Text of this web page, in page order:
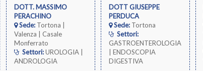
DOTT. MASSIMO
PERACHINO
Sede:Tortona |
Valenza | Casale
Monferrato
Settori:UROLOGIA |
ANDROLOGIA
DOTT GIUSEPPE
PERDUCA
Sede:Tortona
Settori:
GASTROENTEROLOGIA
| ENDOSCOPIA
DIGESTIVA